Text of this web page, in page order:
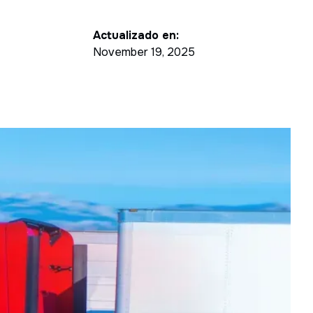
Actualizado en:
November 19, 2025